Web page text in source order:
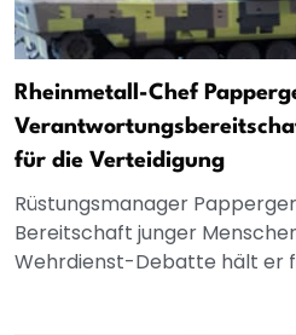
Rheinmetall-Chef
für die Verteidigung
Rüstungsmanager
Bereitschaft junger
Wehrdienst-Debatte hält er